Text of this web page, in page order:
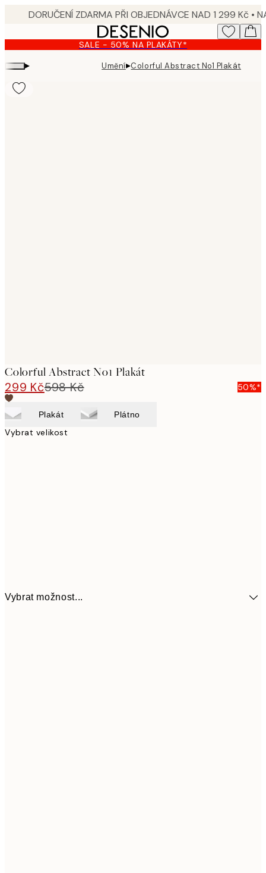
content.
SALE - 50% NA PLAKÁTY*
▸ Umění▸Colorful Abstract No1 Plakát
Colorful Abstract No1 Plakát
299 Kč598 Kč 50%*
Plakát Plátno
Vybrat velikost
Vybrat možnost...